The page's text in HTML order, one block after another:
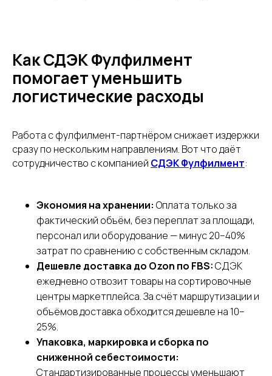
Как СДЭК Фулфилмент
помогает уменьшить
логистические расходы
Работа с фулфилмент-партнёром снижает издержки
сразу по нескольким направлениям. Вот что даёт
сотрудничество с компанией СДЭК Фулфилмент:
Экономия на хранении: Оплата только за
фактический объём, без переплат за площади,
персонал или оборудование — минус 20–40%
затрат по сравнению с собственным складом.
Дешевле доставка до Ozon по FBS:СДЭК
ежедневно отвозит товары на сортировочные
центры маркетплейса. За счёт маршрутизации и
объёмов доставка обходится дешевле на 10–
25%.
Упаковка, маркировка и сборка по
сниженной себестоимости:
Стандартизированные процессы уменьшают